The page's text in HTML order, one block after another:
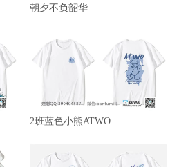
朝夕不负韶华
2班蓝色小熊ATWO